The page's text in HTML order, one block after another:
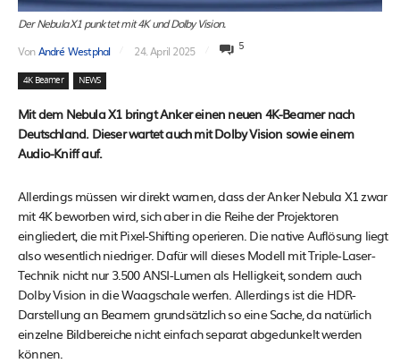
Der Nebula X1 punktet mit 4K und Dolby Vision.
VonAndré Westphal 24. April 2025 5
4K Beamer NEWS
Mit dem Nebula X1 bringt Anker einen neuen 4K-Beamer nach
Deutschland. Dieser wartet auch mit Dolby Vision sowie einem
Audio-Kniff auf.
Allerdings müssen wir direkt warnen, dass der Anker Nebula X1 zwar
mit 4K beworben wird, sich aber in die Reihe der Projektoren
eingliedert, die mit Pixel-Shifting operieren. Die native Auflösung liegt
also wesentlich niedriger. Dafür will dieses Modell mit Triple-Laser-
Technik nicht nur 3.500 ANSI-Lumen als Helligkeit, sondern auch
Dolby Vision in die Waagschale werfen. Allerdings ist die HDR-
Darstellung an Beamern grundsätzlich so eine Sache, da natürlich
einzelne Bildbereiche nicht einfach separat abgedunkelt werden
können.